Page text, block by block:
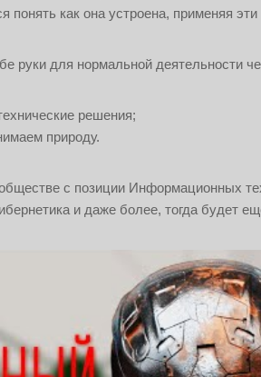
как она устроена, применяя
руки для нормальной деятельности
решения;
природу.
с позиции Информационных
и даже более, тогда будет